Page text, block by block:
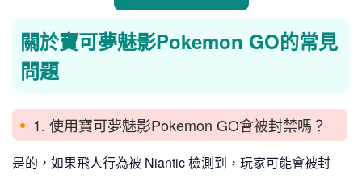
關於寶可夢魅影Pokemon GO的常見
問題
1. 使用寶可夢魅影Pokemon GO會被封禁嗎？
是的，如果飛人行為被 Niantic 檢測到，玩家可能會被封